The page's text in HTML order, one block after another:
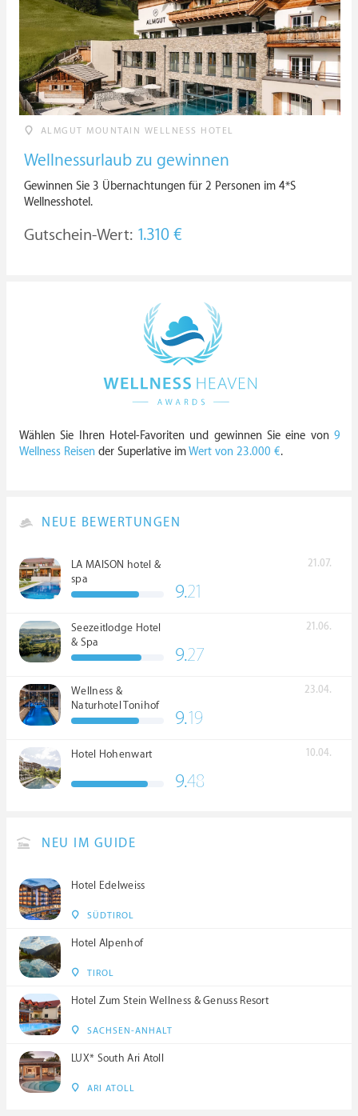
ALMGUT MOUNTAIN WELLNESS HOTEL
Wellnessurlaub zu gewinnen
Gewinnen Sie 3 Übernachtungen für 2 Personen im 4*S
Wellnesshotel.
Gutschein-Wert: 1.310 €
Wählen Sie Ihren Hotel-Favoriten und gewinnen Sie eine von 9
Wellness Reisen der Superlative imWert von 23.000 €.
NEUE BEWERTUNGEN
LA MAISON hotel &
spa
21.07.
9.21
Seezeitlodge Hotel
& Spa
21.06.
9.27
Wellness &
Naturhotel Tonihof
****S
23.04.
9.19
Hotel Hohenwart 10.04.
9.48
NEU IM GUIDE
Hotel Edelweiss
SÜDTIROL
Hotel Alpenhof
TIROL
Hotel Zum Stein Wellness & Genuss Resort
SACHSEN-ANHALT
LUX* South Ari Atoll
ARI ATOLL